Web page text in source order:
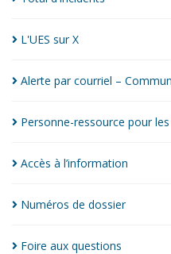
L'UES surX
Alerte par courriel –
Personne-ressource pour les
Accès à l’information
Numéros de dossier
Foire aux questions